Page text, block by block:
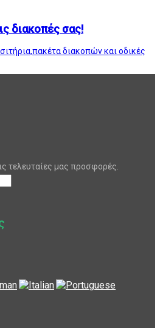
διακοπές σας!
διακοπών και οδικές
τελευταίες μας προσφορές.